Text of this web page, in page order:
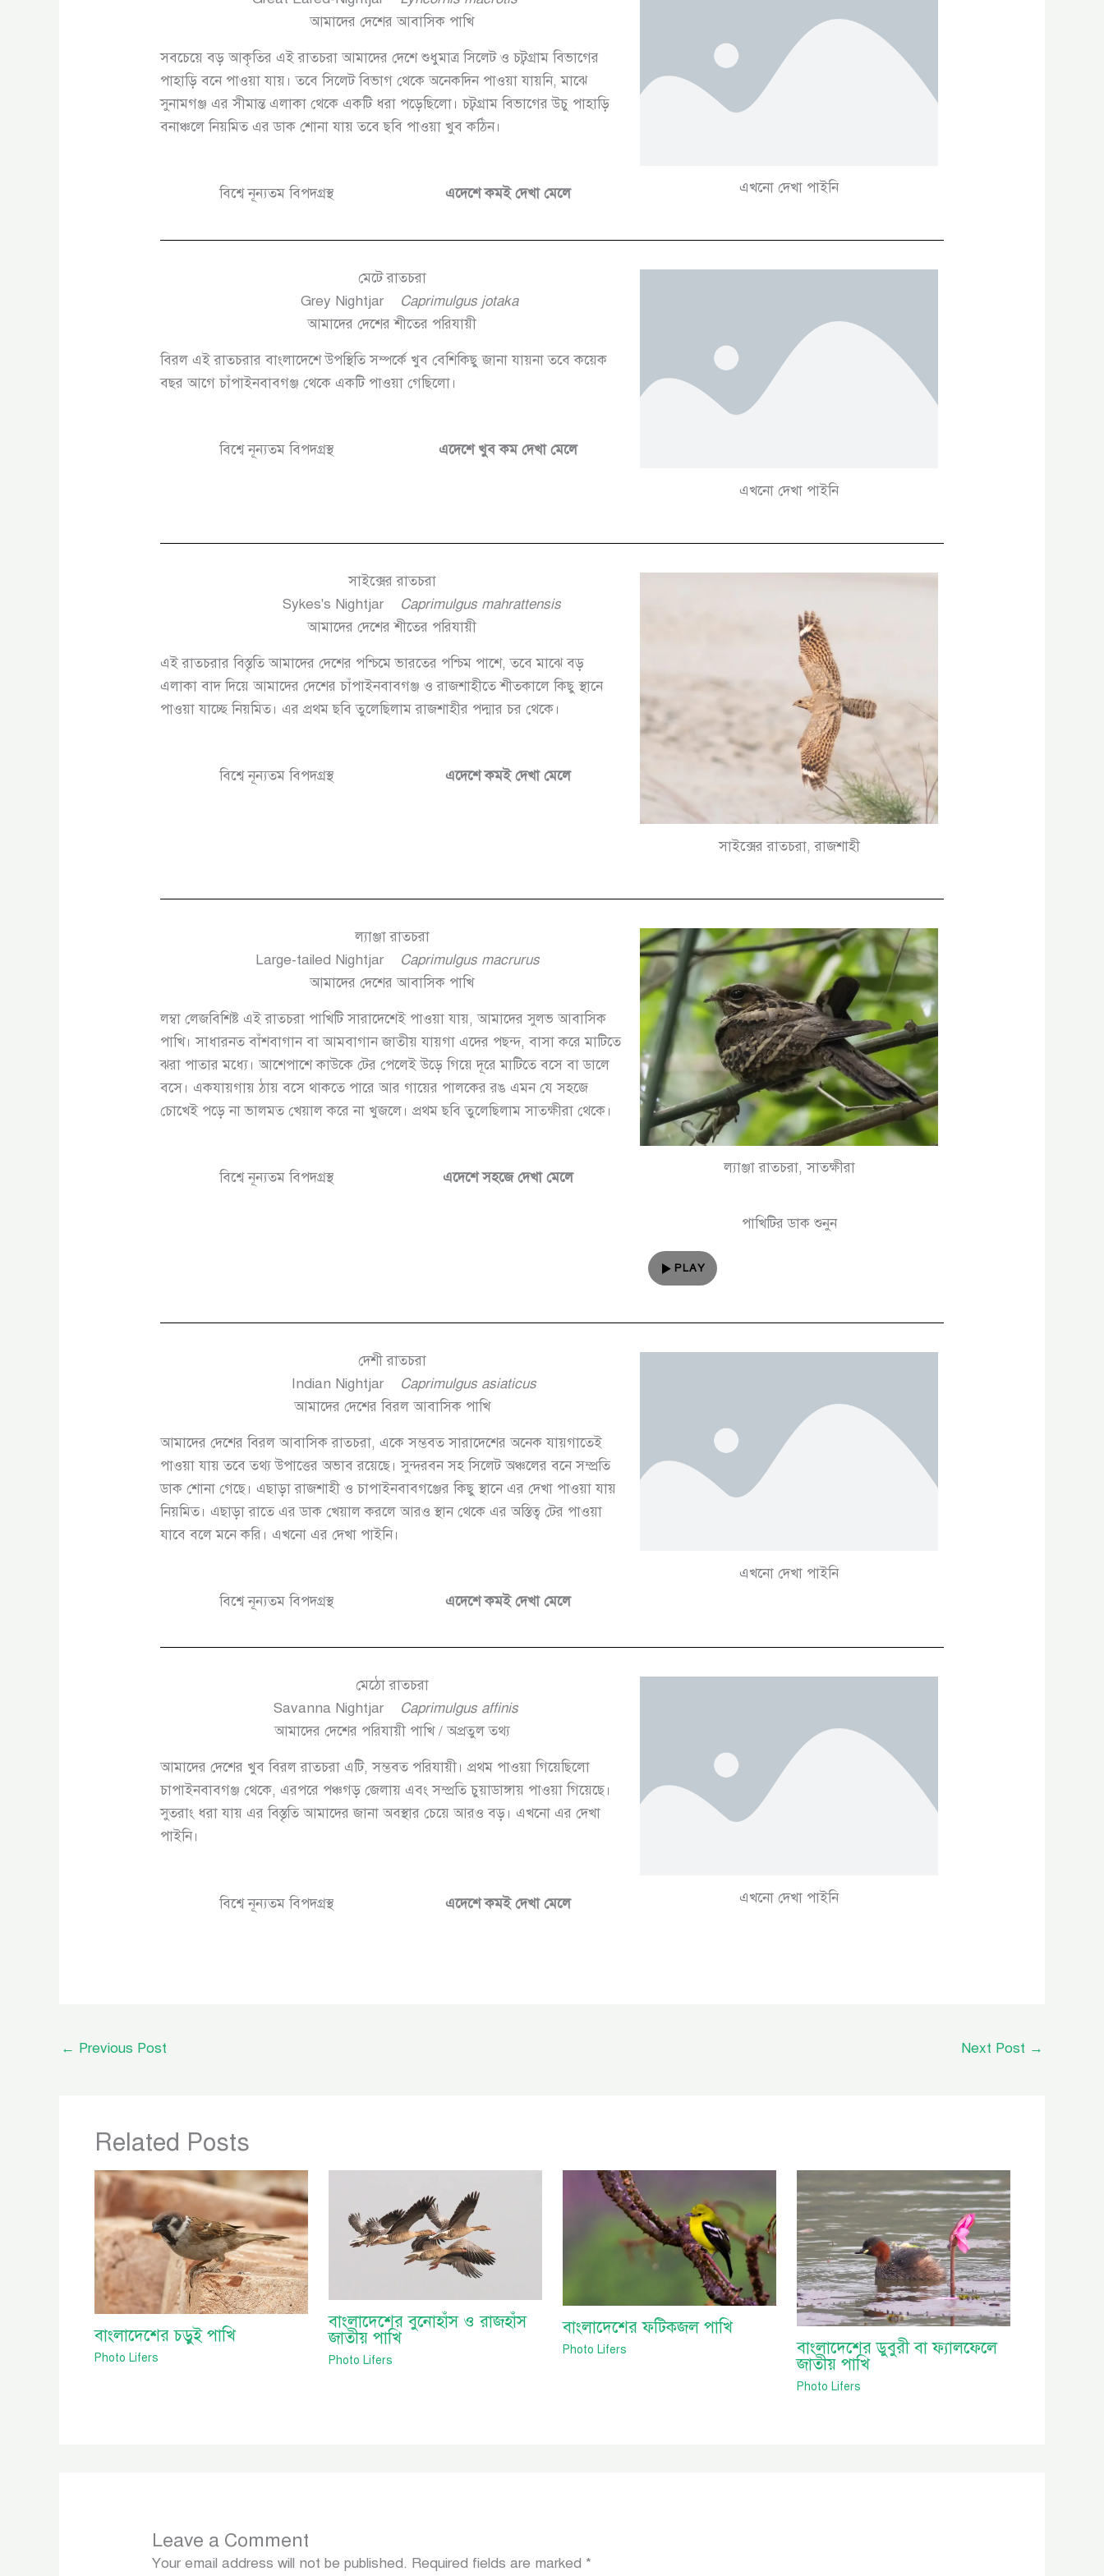
আমাদের দেশের আবাসিক পাখি
সবচেয়ে বড় আকৃতির এই রাতচরা আমাদের দেশে শুধুমাত্র সিলেট ও চট্বগ্রাম বিভাগের
পাহাড়ি বনে পাওয়া যায়। তবে সিলেট বিভাগ থেকে অনেকদিন পাওয়া যায়নি, মাঝে
সুনামগঞ্জ এর সীমান্ত এলাকা থেকে একটি ধরা পড়েছিলো। চট্বগ্রাম বিভাগের উচু পাহাড়ি
বনাঞ্চলে নিয়মিত এর ডাক শোনা যায় তবে ছবি পাওয়া খুব কঠিন।
বিশ্বে নূন্যতম বিপদগ্রস্থ এদেশে কমই দেখা মেলে এখনো দেখা পাইনি
মেটে রাতচরা
Grey Nightjar
Caprimulgus jotaka
আমাদের দেশের শীতের পরিযায়ী
বিরল এই রাতচরার বাংলাদেশে উপস্থিতি সম্পর্কে খুব বেশিকিছু জানা যায়না তবে কয়েক
বছর আগে চাঁপাইনবাবগঞ্জ থেকে একটি পাওয়া গেছিলো।
বিশ্বে নূন্যতম বিপদগ্রস্থ এদেশে খুব কম দেখা মেলে
এখনো দেখা পাইনি
সাইক্সের রাতচরা
Sykes's Nightjar
Caprimulgus mahrattensis
আমাদের দেশের শীতের পরিযায়ী
এই রাতচরার বিস্তৃতি আমাদের দেশের পশ্চিমে ভারতের পশ্চিম পাশে, তবে মাঝে বড়
এলাকা বাদ দিয়ে আমাদের দেশের চাঁপাইনবাবগঞ্জ ও রাজশাহীতে শীতকালে কিছু স্থানে
পাওয়া যাচ্ছে নিয়মিত। এর প্রথম ছবি তুলেছিলাম রাজশাহীর পদ্মার চর থেকে।
বিশ্বে নূন্যতম বিপদগ্রস্থ এদেশে কমই দেখা মেলে
সাইক্সের রাতচরা, রাজশাহী
ল্যাঞ্জা রাতচরা
Large-tailed Nightjar
Caprimulgus macrurus
আমাদের দেশের আবাসিক পাখি
লম্বা লেজবিশিষ্ট এই রাতচরা পাখিটি সারাদেশেই পাওয়া যায়, আমাদের সুলভ আবাসিক
পাখি। সাধারনত বাঁশবাগান বা আমবাগান জাতীয় যায়গা এদের পছন্দ, বাসা করে মাটিতে
ঝরা পাতার মধ্যে। আশেপাশে কাউকে টের পেলেই উড়ে গিয়ে দূরে মাটিতে বসে বা ডালে
বসে। একযায়গায় ঠায় বসে থাকতে পারে আর গায়ের পালকের রঙ এমন যে সহজে
চোখেই পড়ে না ভালমত খেয়াল করে না খুজলে। প্রথম ছবি তুলেছিলাম সাতক্ষীরা থেকে।
বিশ্বে নূন্যতম বিপদগ্রস্থ এদেশে সহজে দেখা মেলে
ল্যাঞ্জা রাতচরা, সাতক্ষীরা
পাখিটির ডাক শুনুন
PLAY
দেশী রাতচরা
Indian Nightjar
Caprimulgus asiaticus
আমাদের দেশের বিরল আবাসিক পাখি
আমাদের দেশের বিরল আবাসিক রাতচরা, একে সম্ভবত সারাদেশের অনেক যায়গাতেই
পাওয়া যায় তবে তথ্য উপাত্তের অভাব রয়েছে। সুন্দরবন সহ সিলেট অঞ্চলের বনে সম্প্রতি
ডাক শোনা গেছে। এছাড়া রাজশাহী ও চাপাইনবাবগঞ্জের কিছু স্থানে এর দেখা পাওয়া যায়
নিয়মিত। এছাড়া রাতে এর ডাক খেয়াল করলে আরও স্থান থেকে এর অস্তিত্ব টের পাওয়া
যাবে বলে মনে করি। এখনো এর দেখা পাইনি।
বিশ্বে নূন্যতম বিপদগ্রস্থ এদেশে কমই দেখা মেলে
এখনো দেখা পাইনি
মেঠো রাতচরা
Savanna Nightjar
Caprimulgus affinis
আমাদের দেশের পরিযায়ী পাখি / অপ্রতুল তথ্য
আমাদের দেশের খুব বিরল রাতচরা এটি, সম্ভবত পরিযায়ী। প্রথম পাওয়া গিয়েছিলো
চাপাইনবাবগঞ্জ থেকে, এরপরে পঞ্চগড় জেলায় এবং সম্প্রতি চুয়াডাঙ্গায় পাওয়া গিয়েছে।
সুতরাং ধরা যায় এর বিস্তৃতি আমাদের জানা অবস্থার চেয়ে আরও বড়। এখনো এর দেখা
পাইনি।
বিশ্বে নূন্যতম বিপদগ্রস্থ এদেশে কমই দেখা মেলে এখনো দেখা পাইনি
← Previous Post Next Post →
Related Posts
বাংলাদেশের চড়ুই পাখি
Photo Lifers
বাংলাদেশের বুনোহাঁস ও রাজহাঁস
জাতীয় পাখি
Photo Lifers
বাংলাদেশের ফটিকজল পাখি
Photo Lifers
বাংলাদেশের ডুবুরী বা ফ্যালফেলে
জাতীয় পাখি
Photo Lifers
Leave a Comment
Your email address will not be published. Required fields are marked *